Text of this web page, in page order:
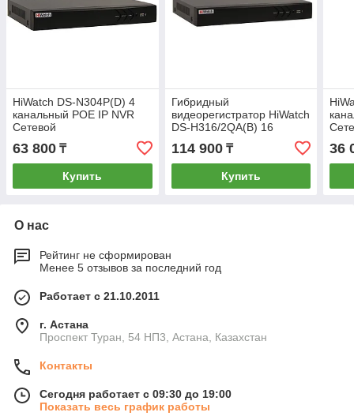
HiWatch DS-N304P(D) 4
канальный POE IP NVR
Сетевой
видеорегистратор
63 800 ₸
Купить
Гибридный
видеорегистратор HiWatch
DS-H316/2QA(B) 16
канальный
114 900₸
Купить
36
О нас
Рейтинг не сформирован
Менее 5 отзывов за последний год
Работает с 21.10.2011
г. Астана
Проспект Туран, 54 НП3, Астана, Казахстан
Контакты
Сегодня работает с 09:30 до 19:00
Показать весь график работы